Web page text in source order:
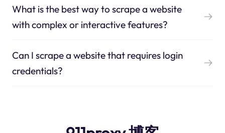
What is the best way to scrape a website
with complex or interactive features?
Can I scrape a website that requires login
credentials?